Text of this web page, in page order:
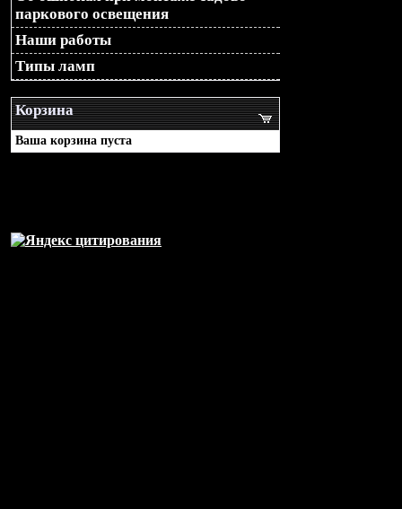
паркового освещения
Наши работы
Типы ламп
Корзина
Ваша корзина пуста